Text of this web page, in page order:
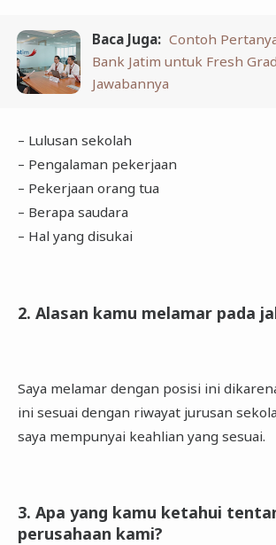
Baca Juga: Contoh
Bank Jatim untuk Fresh
Jawabannya
– Lulusan sekolah
– Pengalaman pekerjaan
– Pekerjaan orang tua
– Berapa saudara
– Hal yang disukai
2. Alasan kamu melamar pada
Saya melamar dengan posisi ini
ini sesuai dengan riwayat jurusan
saya mempunyai keahlian yang sesuai.
3. Apa yang kamu ketahui
perusahaan kami?